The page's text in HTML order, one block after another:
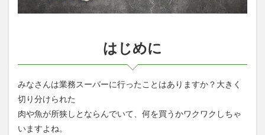
2.4
『HOCYU』
冷凍
とき
にも
ポイ
ント
が
はじめに
みなさんは業務スーパーに行ったことはありますか？大きく
切り分けられた
肉や魚が所狭しとならんでいて、何を買うかワクワクしちゃ
いますよね。